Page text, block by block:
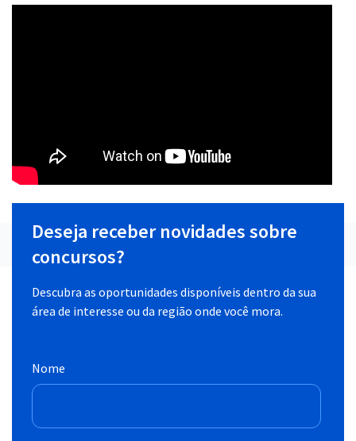
Deseja receber novidades sobre
concursos?
Descubra as oportunidades disponíveis dentro da sua
área de interesse ou da região onde você mora.
Nome